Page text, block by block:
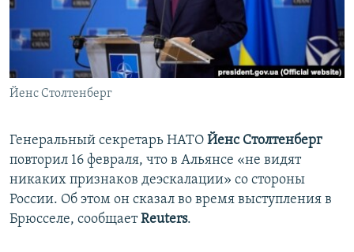
ПОБЕДИТЕЛЕЙ НЕ СУДЯТ?
КРЫМ.НЕПОКОРЕННЫЙ
ELIFBE
УКРАИНСКАЯ ПРОБЛЕМА КРЫМА
ПРИСОЕДИНЯЙТЕСЬ!
Йенс Столтенберг
Генеральный секретарь НАТО Йенс Столтенберг
повторил 16 февраля, что в Альянсе «не видят
никаких признаков деэскалации» со стороны
России. Об этом он сказал во время выступления в
Брюсселе, сообщаетReuters.